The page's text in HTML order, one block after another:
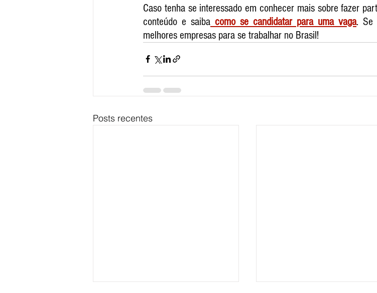
Caso tenha se interessado em conhecer mais sobre fazer
conteúdo e saiba como se candidatar para uma vaga. Se
melhores empresas para se trabalhar no Brasil!
Posts recentes